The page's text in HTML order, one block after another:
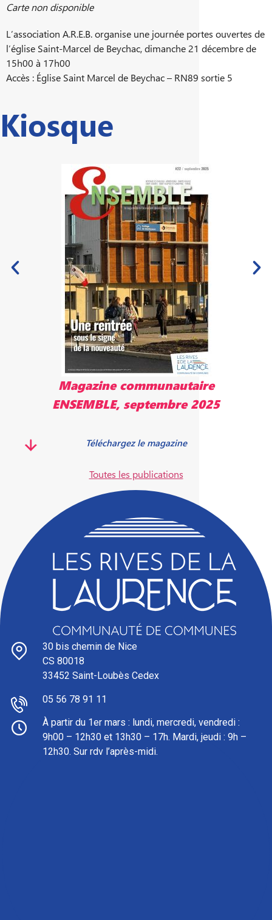
Carte non disponible
L’association A.R.E.B. organise une journée portes ouvertes de
l’église Saint-Marcel de Beychac, dimanche 21 décembre de
15h00 à 17h00
Accès : Église Saint Marcel de Beychac – RN89 sortie 5
30 bis chemin de Nice
CS 80018
33452 Saint-Loubès Cedex
05 56 78 91 11
À partir du 1er mars : l undi, mercredi, vendredi :
9h00 – 12h30 et 13h30 – 17h. Mardi, jeudi : 9h –
12h30. Sur rdv l’après-midi.
Kiosque
Magazine communautaire
ENSEMBLE, mai 2025
Télécharger le magazine
Toutes les publications